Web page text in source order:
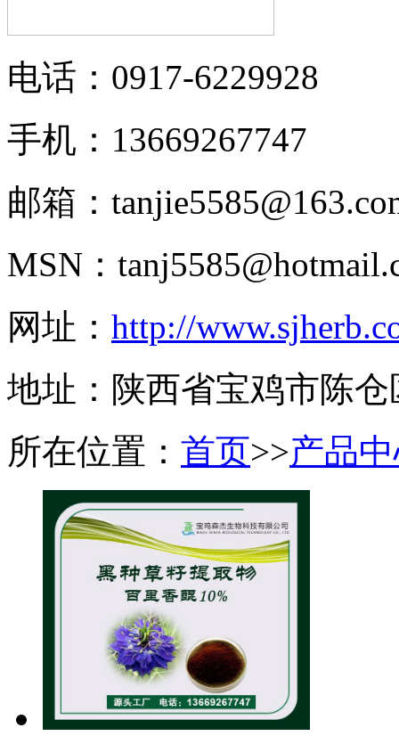
电话：0917-6229928
手机：13669267747
邮箱：
MSN：
网址： http://
地址：陕西省宝鸡市陈
所在位置： 首页>>产品